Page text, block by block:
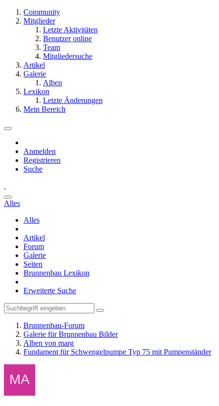
Community
Mitglieder
Letzte Aktivitäten
Benutzer online
Team
Mitgliedersuche
Artikel
Galerie
Alben
Lexikon
Letzte Änderungen
Mein Bereich
Anmelden
Registrieren
Suche
Alles
Alles
Artikel
Forum
Galerie
Seiten
Brunnenbau Lexikon
Erweiterte Suche
Brunnenbau-Forum
Galerie für Brunnenbau Bilder
Alben von marg
Fundament für Schwengelpumpe Typ 75 mit Pumpenständer